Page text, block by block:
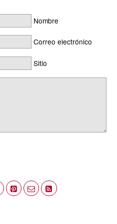
Nombre
Correo electrónico
Sitio